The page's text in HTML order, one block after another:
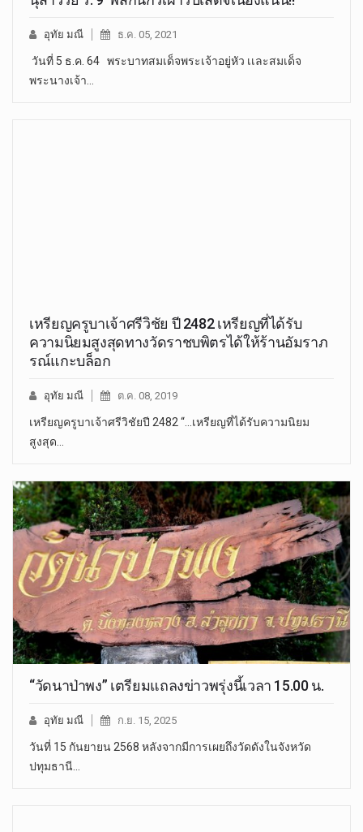
อุทัย มณี ธ.ค. 05, 2021
วันที่ 5 ธ.ค. 64 พระบาทสมเด็จพระเจ้าอยู่หัว เเละสมเด็จ
พระนางเจ้า…
เหรียญครูบาเจ้าศรีวิชัย ปี 2482 เหรียญที่ได้รับ
ความนิยมสูงสุดทางวัดราชบพิตรได้ให้ร้านอัมราภ
รณ์แกะบล็อก
อุทัย มณี ต.ค. 08, 2019
เหรียญครูบาเจ้าศรีวิชัยปี 2482 “...เหรียญที่ได้รับความนิยม
สูงสุด…
“วัดนาป่าพง” เตรียมแถลงข่าวพรุ่งนี้เวลา 15.00 น.
อุทัย มณี ก.ย. 15, 2025
วันที่ 15 กันยายน 2568 หลังจากมีการเผยถึงวัดดังในจังหวัด
ปทุมธานี…